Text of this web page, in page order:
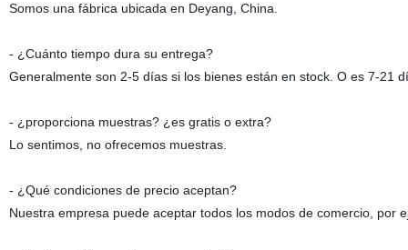
Somos una fábrica ubicada en Deyang, China.
- ¿Cuánto tiempo dura su entrega?
Generalmente son 2-5 días si los bienes están en stock. O es 7-21
- ¿proporciona muestras? ¿es gratis o extra?
Lo sentimos, no ofrecemos muestras.
- ¿Qué condiciones de precio aceptan?
Nuestra empresa puede aceptar todos los modos de comercio, por